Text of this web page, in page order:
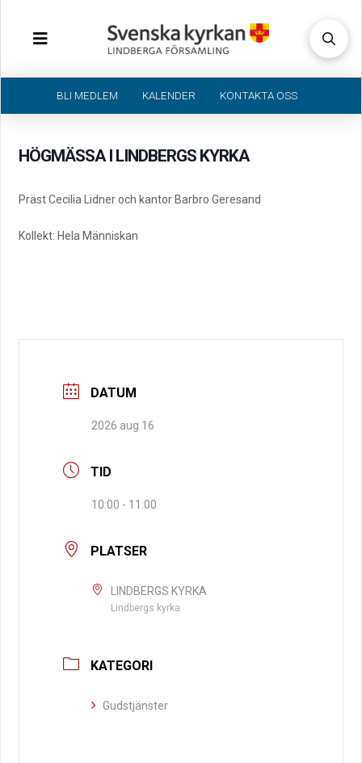
BLI MEDLEM KALENDER KONTAKTA OSS
HÖGMÄSSA I LINDBERGS KYRKA
Präst Cecilia Lidner och kantor Barbro Geresand
Kollekt: Hela Människan
DATUM
2026 aug 16
TID
10:00 - 11:00
PLATSER
LINDBERGS KYRKA
Lindbergs kyrka
KATEGORI
Gudstjänster